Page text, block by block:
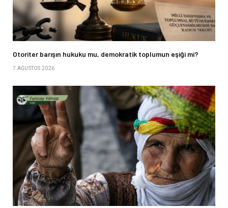
Otoriter barışın hukuku mu, demokratik toplumun eşiği mi?
7 AĞUSTOS 2026